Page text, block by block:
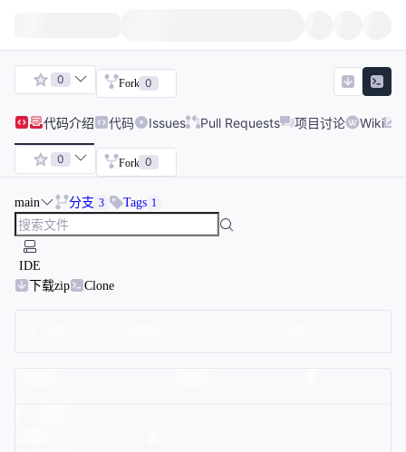
0 Fork 0
代码介绍 代码 Issues Pull Requests 项目讨论 Wiki
0 Fork 0
main 分支 3 Tags 1
IDE
下载zip
Clone